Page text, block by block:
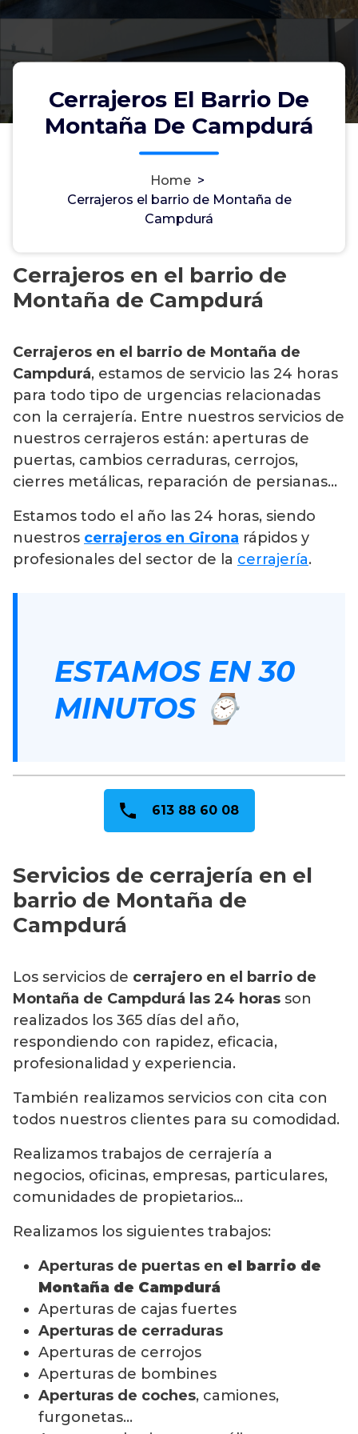
Cerrajeros El Barrio De
Montaña De Campdurá
Home >
Cerrajeros el barrio de Montaña de
Campdurá
Cerrajeros en el barrio de
Montaña de Campdurá
Cerrajeros en el barrio de Montaña de
Campdurá, estamos de servicio las 24 horas
para todo tipo de urgencias relacionadas
con la cerrajería. Entre nuestros servicios de
nuestros cerrajeros están: aperturas de
puertas, cambios cerraduras, cerrojos,
cierres metálicas, reparación de persianas…
Estamos todo el año las 24 horas, siendo
nuestros cerrajeros en Girona rápidos y
profesionales del sector de la cerrajería.
ESTAMOS EN 30
MINUTOS ⌚
613 88 60 08
Servicios de cerrajería en el
barrio de Montaña de
Campdurá
Los servicios de cerrajero en el barrio de
Montaña de Campdurá las 24 horas son
realizados los 365 días del año,
respondiendo con rapidez, eficacia,
profesionalidad y experiencia.
También realizamos servicios con cita con
todos nuestros clientes para su comodidad.
Realizamos trabajos de cerrajería a
negocios, oficinas, empresas, particulares,
comunidades de propietarios…
Realizamos los siguientes trabajos:
Aperturas de puertas en el barrio de
Montaña de Campdurá
Aperturas de cajas fuertes
Aperturas de cerraduras
Aperturas de cerrojos
Aperturas de bombines
Aperturas de coches, camiones,
furgonetas…